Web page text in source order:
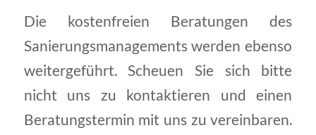
Die kostenfreien Beratungen des
Sanierungsmanagements werden ebenso
weitergeführt. Scheuen Sie sich bitte
nicht uns zu kontaktieren und einen
Beratungstermin mit uns zu vereinbaren.